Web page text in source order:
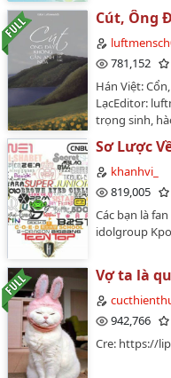
chủ page
truyện.) Đây
mọi người
Cút, Ông
781,152
Hán Việt:
LạcEditor:
trọng sinh,
văn, 1x1,
ngoại✰⋆｡:
✰⋆｡:ﾟ･
đường kết
được từ
kia nói chia
một khóc hai
chiếm trước
nữa."✰⋆｡:
*☽Đôi lời của
TIỆN THỤ,
Sơ Lược
khanhvi_
819,005
Các bạn là
idolgroup
Vợ ta là
942,766
Cre: https://